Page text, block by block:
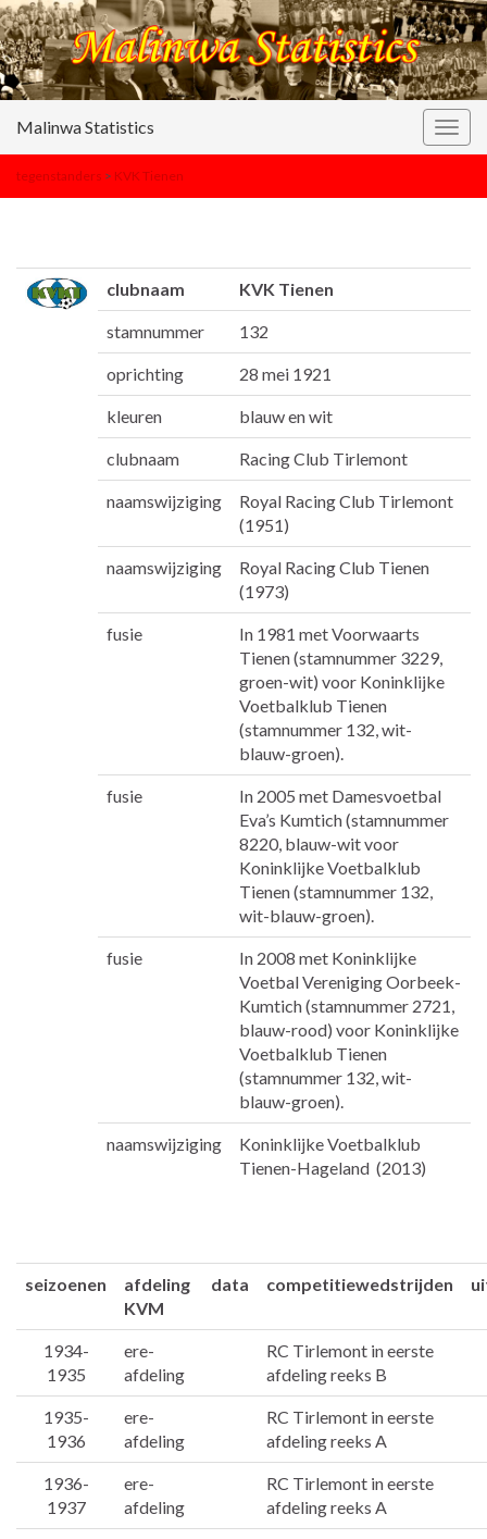
Malinwa Statistics
tegenstanders > KVK Tienen
clubnaam KVK Tienen
stamnummer 132
oprichting 28 mei 1921
kleuren blauw en wit
clubnaam Racing Club Tirlemont
naamswijziging
Royal Racing Club Tirlemont
(1951)
naamswijziging
Royal Racing Club Tienen
(1973)
fusie
In 1981 met Voorwaarts
Tienen (stamnummer 3229,
groen-wit) voor Koninklijke
Voetbalklub Tienen
(stamnummer 132, wit-
blauw-groen).
fusie
In 2005 met Damesvoetbal
Eva’s Kumtich (stamnummer
8220, blauw-wit voor
Koninklijke Voetbalklub
Tienen (stamnummer 132,
wit-blauw-groen).
fusie
In 2008 met Koninklijke
Voetbal Vereniging Oorbeek-
Kumtich (stamnummer 2721,
blauw-rood) voor Koninklijke
Voetbalklub Tienen
(stamnummer 132, wit-
blauw-groen).
naamswijziging
Koninklijke Voetbalklub
Tienen-Hageland (2013)
seizoenen
afdeling
KVM
data competitiewedstrijden
1934-
1935
ere-
afdeling
RC Tirlemont in eerste
afdeling reeks B
1935-
1936
ere-
afdeling
RC Tirlemont in eerste
afdeling reeks A
1936-
1937
ere-
afdeling
RC Tirlemont in eerste
afdeling reeks A